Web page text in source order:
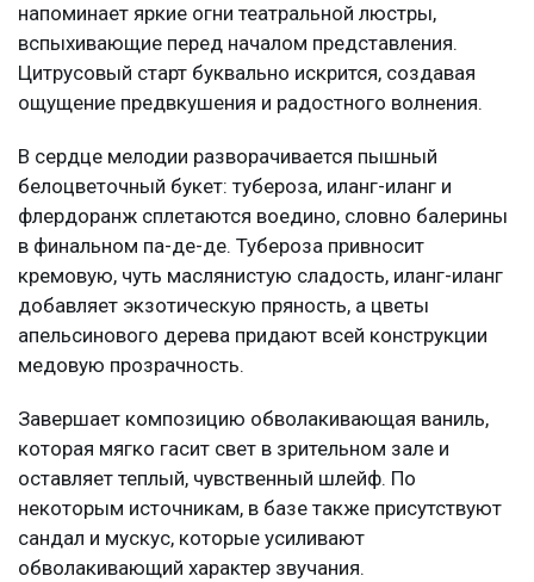
напоминает яркие огни театральной люстры,
вспыхивающие перед началом представления.
Цитрусовый старт буквально искрится, создавая
ощущение предвкушения и радостного волнения.
В сердце мелодии разворачивается пышный
белоцветочный букет: тубероза, иланг-иланг и
флердоранж сплетаются воедино, словно балерины
в финальном па-де-де. Тубероза привносит
кремовую, чуть маслянистую сладость, иланг-иланг
добавляет экзотическую пряность, а цветы
апельсинового дерева придают всей конструкции
медовую прозрачность.
Завершает композицию обволакивающая ваниль,
которая мягко гасит свет в зрительном зале и
оставляет теплый, чувственный шлейф. По
некоторым источникам, в базе также присутствуют
сандал и мускус, которые усиливают
обволакивающий характер звучания.